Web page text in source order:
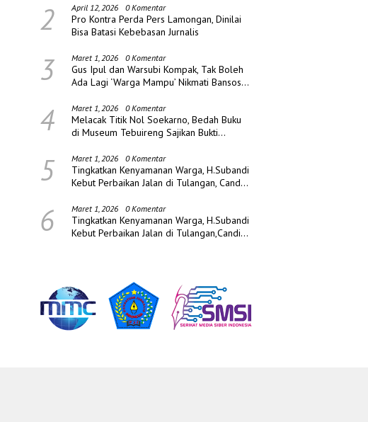
2 April 12, 2026 0 Komentar
Pro Kontra Perda Pers Lamongan, Dinilai
Bisa Batasi Kebebasan Jurnalis
3 Maret 1, 2026 0 Komentar
Gus Ipul dan Warsubi Kompak, Tak Boleh
Ada Lagi ‘Warga Mampu’ Nikmati Bansos
4 Maret 1, 2026 0 Komentar
Melacak Titik Nol Soekarno, Bedah Buku
di Museum Tebuireng Sajikan Bukti
5 Maret 1, 2026 0 Komentar
Tingkatkan Kenyamanan Warga, H.Subandi
Kebut Perbaikan Jalan di Tulangan, Candi
6 Maret 1, 2026 0 Komentar
Tingkatkan Kenyamanan Warga, H.Subandi
Kebut Perbaikan Jalan di Tulangan,Candi